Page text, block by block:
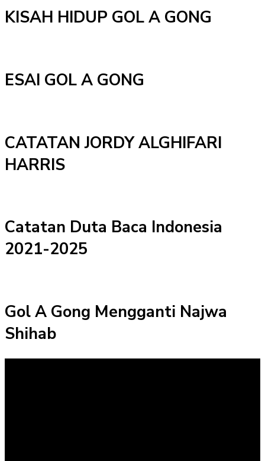
KISAH HIDUP GOL A GONG
ESAI GOL A GONG
CATATAN JORDY ALGHIFARI
HARRIS
Catatan Duta Baca Indonesia
2021-2025
Gol A Gong Mengganti Najwa
Shihab